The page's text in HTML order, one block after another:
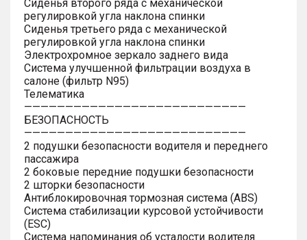
Сиденья второго ряда с механической
регулировкой угла наклона спинки
Сиденья третьего ряда с механической
регулировкой угла наклона спинки
Электрохромное зеркало заднего вида
Система улучшенной фильтрации воздуха в
салоне (фильтр N95)
Телематика
———————————————————————————
БЕЗОПАСНОСТЬ
———————————————————————————
2 подушки безопасности водителя и переднего
пассажира
2 боковые передние подушки безопасности
2 шторки безопасности
Антиблокировочная тормозная система (ABS)
Система стабилизации курсовой устойчивости
(ESC)
Система напоминания об усталости водителя